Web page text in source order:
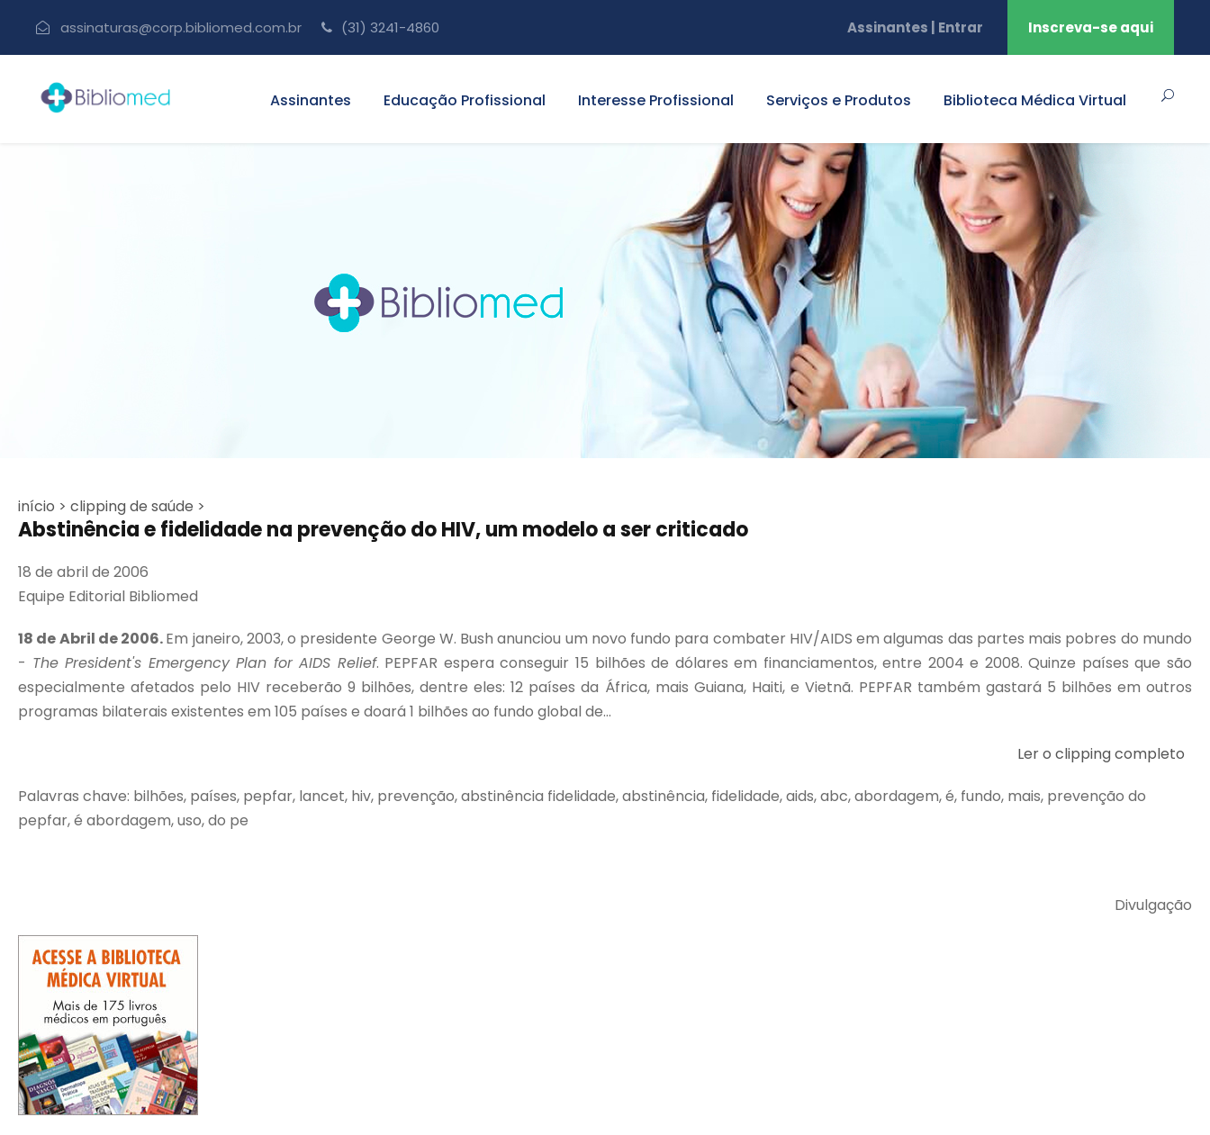
assinaturas@corp.bibliomed.com.br (31) 3241-4860 Assinantes | Entrar Inscreva-se aqui
Assinantes Educação Profissional Interesse Profissional Serviços e Produtos Biblioteca Médica Virtual
início > clipping de saúde >
Abstinência e fidelidade na prevenção do HIV, um modelo a ser criticado
18 de abril de 2006
Equipe Editorial Bibliomed
18 de Abril de 2006.Em janeiro, 2003, o presidente George W. Bush anunciou um novo fundo para combater HIV/AIDS em algumas das partes mais pobres do mundo
- The President's Emergency Plan for AIDS Relief. PEPFAR espera conseguir 15 bilhões de dólares em financiamentos, entre 2004 e 2008. Quinze países que são
especialmente afetados pelo HIV receberão 9 bilhões, dentre eles: 12 países da África, mais Guiana, Haiti, e Vietnã. PEPFAR também gastará 5 bilhões em outros
programas bilaterais existentes em 105 países e doará 1 bilhões ao fundo global de...
Ler o clipping completo
Palavras chave: bilhões, países, pepfar, lancet, hiv, prevenção, abstinência fidelidade, abstinência, fidelidade, aids, abc, abordagem, é, fundo, mais, prevenção do
pepfar, é abordagem, uso, do pe
Divulgação